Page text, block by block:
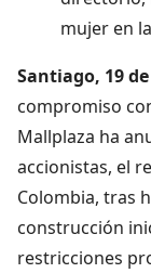
mujer en
Santiago, 19
compromiso
Mallplaza ha
accionistas, el
Colombia, tras
construcción
restricciones